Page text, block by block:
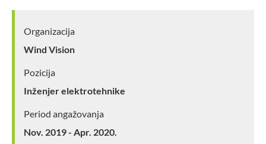
Organizacija
Wind Vision
Pozicija
Inženjer elektrotehnike
Period angažovanja
Nov. 2019 - Apr. 2020.